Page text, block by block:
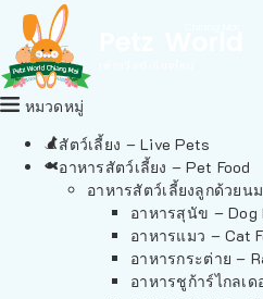
หมวดหมู่
สัตว์เลี้ยง – Live Pets
อาหารสัตว์เลี้ยง – Pet Food
อาหารสัตว์เลี้ยงลูกด้วยน
อาหารสุนัข – Dog
อาหารแมว – Cat
อาหารกระต่าย –
อาหารชูก้าร์ไกลเ